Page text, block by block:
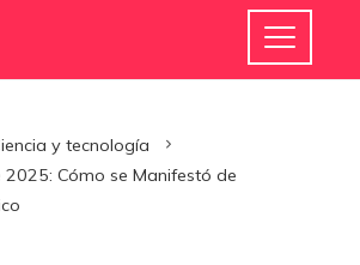
y tecnología
2025: Cómo se Manifestó de